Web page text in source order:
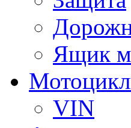
Ящик
VIN